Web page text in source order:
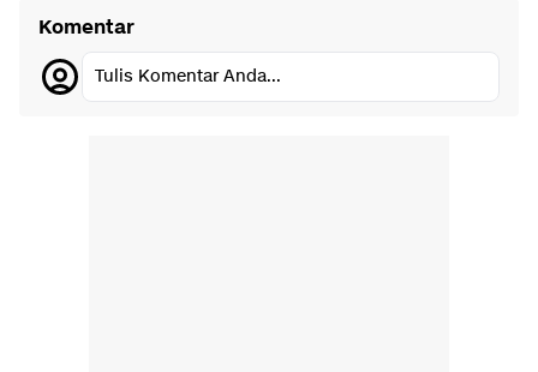
Komentar
Tulis Komentar Anda...